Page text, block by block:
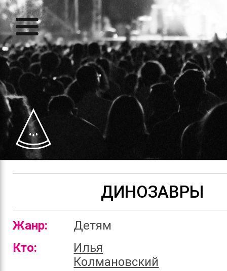
ДИНОЗАВРЫ
Жанр:
Детям
Кто:
Илья
Колмановский